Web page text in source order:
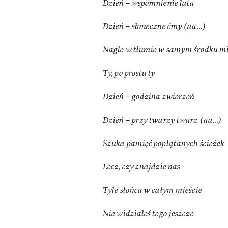
Dzień – wspomnienie lata
Dzień – słoneczne ćmy (aa…)
Nagle w tłumie w samym środku
Ty, po prostu ty
Dzień – godzina zwierzeń
Dzień – przy twarzy twarz (aa…)
Szuka pamięć poplątanych ścieżek
Lecz, czy znajdzie nas
Tyle słońca w całym mieście
Nie widziałeś tego jeszcze